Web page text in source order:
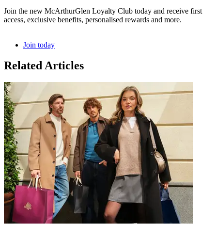
Join the new McArthurGlen Loyalty Club today and receive first
access, exclusive benefits, personalised rewards and more.
Join today
Related Articles